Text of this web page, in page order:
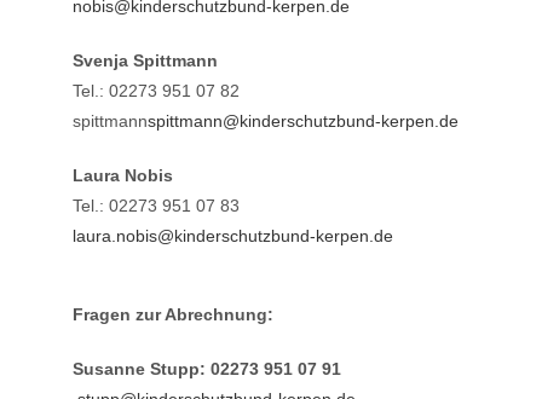
nobis@kinderschutzbund-kerpen.de
Svenja Spittmann
Tel.: 02273 951 07 82
spittmannspittmann@kinderschutzbund-kerpen.de
Laura Nobis
Tel.: 02273 951 07 83
laura.nobis@kinderschutzbund-kerpen.de
Fragen zur Abrechnung:
Susanne Stupp: 02273 951 07 91